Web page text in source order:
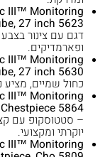
III™ Monitoring
27 inch 5623
דגם עם צינור
ופארמדיקים.
III™ Monitoring
27 inch 5630
כחול שמיים, מציע
III™ Monitoring
5864
– סטטוסקופ עם
יוקרתי ומקצועי.
III™ Monitoring